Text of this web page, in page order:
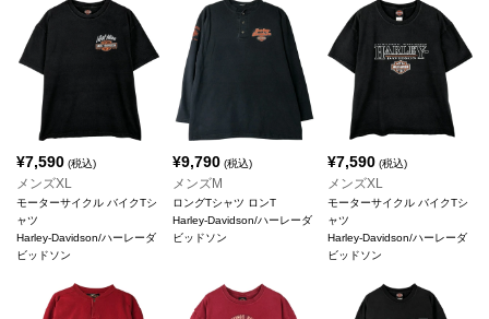
¥7,590 (税込)
メンズXL
モーターサイクル バイクTシ
ャツ
Harley-Davidson/ハーレーダ
ビッドソン
¥9,790(税込)
メンズM
ロングTシャツ ロンT
Harley-Davidson/ハーレーダ
ビッドソン
¥7,590 (税込)
メンズXL
モーターサイクル バイクTシ
ャツ
Harley-Davidson/ハーレーダ
ビッドソン